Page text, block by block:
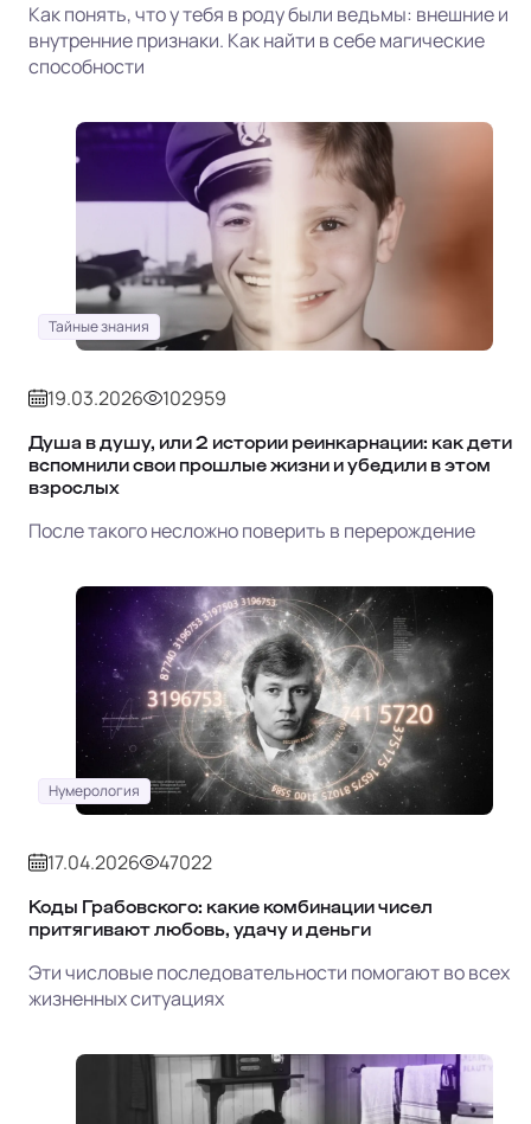
Как понять, что у тебя в роду были ведьмы: внешние и
внутренние признаки. Как найти в себе магические
способности
Тайные знания
19.03.2026 102959
Душа в душу, или 2 истории реинкарнации: как дети
вспомнили свои прошлые жизни и убедили в этом
взрослых
После такого несложно поверить в перерождение
Нумерология
17.04.2026 47022
Коды Грабовского: какие комбинации чисел
притягивают любовь, удачу и деньги
Эти числовые последовательности помогают во всех
жизненных ситуациях